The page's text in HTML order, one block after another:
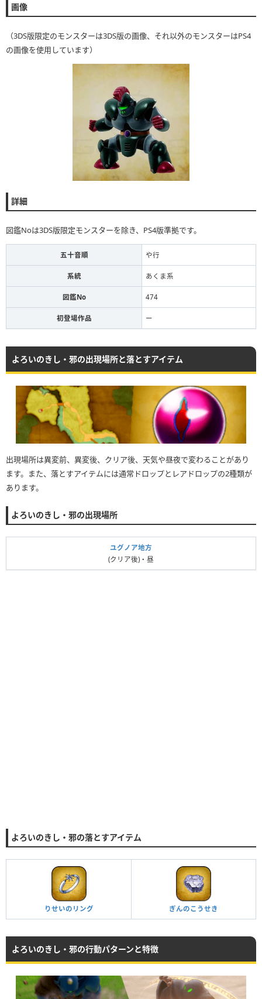
画像
（3DS版限定のモンスターは3DS版の画像、それ以外のモンスターはPS4
の画像を使用しています）
詳細
図鑑Noは3DS版限定モンスターを除き、PS4版準拠です。
五十音順 や行
系統 あくま系
図鑑No 474
初登場作品 ー
よろいのきし・邪の出現場所と落とすアイテム
出現場所は異変前、異変後、クリア後、天気や昼夜で変わることがあり
ます。また、落とすアイテムには通常ドロップとレアドロップの2種類が
あります。
よろいのきし・邪の出現場所
ユグノア地方
(クリア後)・昼
よろいのきし・邪の落とすアイテム
りせいのリング ぎんのこうせき
よろいのきし・邪の行動パターンと特徴